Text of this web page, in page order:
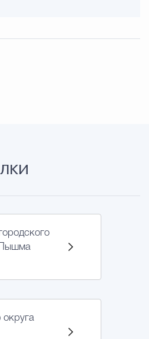
Пышма
округа